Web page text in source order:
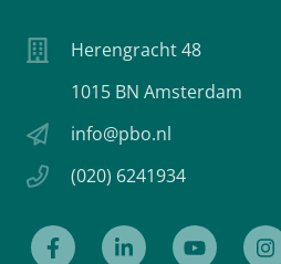
Herengracht 48
1015 BN Amsterdam
info@pbo.nl
(020) 6241934